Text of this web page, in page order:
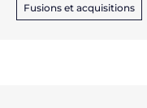
Fusions et acquisitions